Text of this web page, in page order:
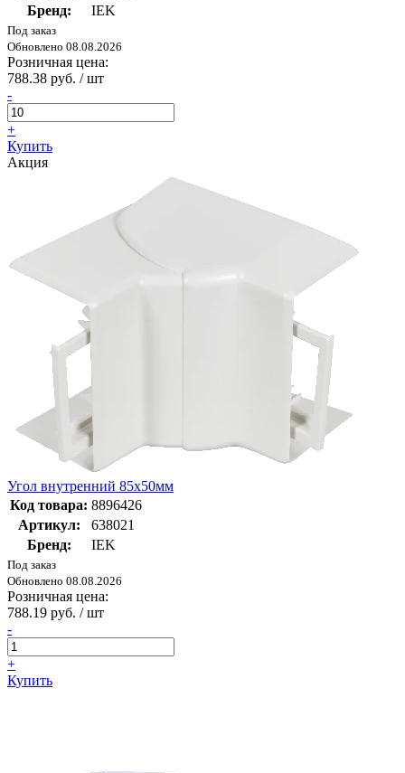
Бренд:
IEK
Под заказ
Обновлено 08.08.2026
Розничная цена:
788.38 руб. / шт
-
+
Купить
Акция
Угол внутренний 85x50мм
Код товара: 8896426
Артикул:
638021
Бренд:
IEK
Под заказ
Обновлено 08.08.2026
Розничная цена:
788.19 руб. / шт
-
+
Купить